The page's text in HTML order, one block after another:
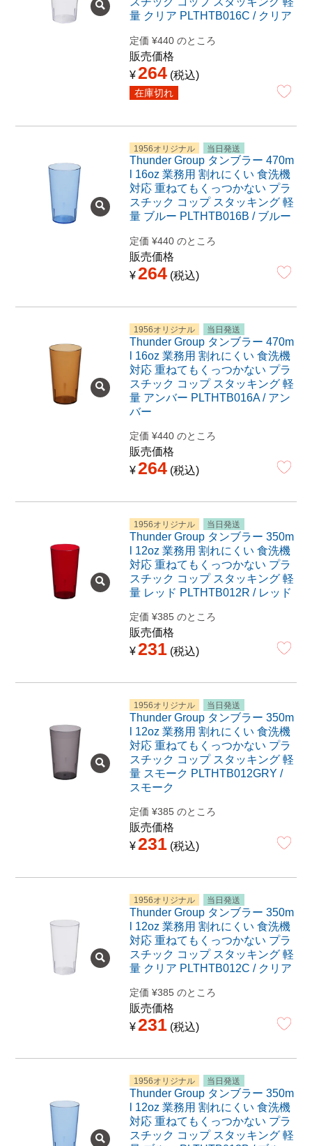
量 クリア PLTHTB016C / クリア
定価 ¥440 のところ
販売価格
¥264 税込
在庫切れ
1956オリジナル 当日発送
Thunder Group タンブラー 470m
l 16oz 業務用 割れにくい 食洗機
対応 重ねてもくっつかない プラ
スチック コップ スタッキング 軽
量 ブルー PLTHTB016B / ブルー
定価 ¥440 のところ
販売価格
¥264 税込
1956オリジナル 当日発送
Thunder Group タンブラー 470m
l 16oz 業務用 割れにくい 食洗機
対応 重ねてもくっつかない プラ
スチック コップ スタッキング 軽
量 アンバー PLTHTB016A / アン
バー
定価 ¥440 のところ
販売価格
¥264 税込
1956オリジナル 当日発送
Thunder Group タンブラー 350m
l 12oz 業務用 割れにくい 食洗機
対応 重ねてもくっつかない プラ
スチック コップ スタッキング 軽
量 レッド PLTHTB012R / レッド
定価 ¥385 のところ
販売価格
¥231 税込
1956オリジナル 当日発送
Thunder Group タンブラー 350m
l 12oz 業務用 割れにくい 食洗機
対応 重ねてもくっつかない プラ
スチック コップ スタッキング 軽
量 スモーク PLTHTB012GRY /
スモーク
定価 ¥385 のところ
販売価格
¥231 税込
1956オリジナル 当日発送
Thunder Group タンブラー 350m
l 12oz 業務用 割れにくい 食洗機
対応 重ねてもくっつかない プラ
スチック コップ スタッキング 軽
量 クリア PLTHTB012C / クリア
定価 ¥385 のところ
販売価格
¥231 税込
1956オリジナル 当日発送
Thunder Group タンブラー 350m
l 12oz 業務用 割れにくい 食洗機
対応 重ねてもくっつかない プラ
スチック コップ スタッキング 軽